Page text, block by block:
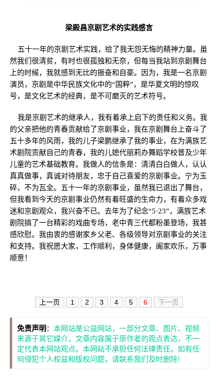
梁殿昌京剧艺术的实践感言
五十一年的京剧艺术实践，给了我无怨无悔的精神力量。虽
然我们很清贫，有时也很孤独和无奈，但每当我站到京剧舞台
上的时候，我就感到无比的振奋和自豪。因为，我是一名京剧
演员，京剧是中华民族文化中的“国粹”，是华夏文明的惊叹
号，是文化艺术的经典，是不可磨灭的艺术符号。
我是京剧艺术的继承人，我有着承上启下的责任和义务。我
的父亲把他的青春贡献给了京剧事业，我在京剧舞台上奋斗了
五十多年的风雨，我的儿子梁鹏继承了我的事业，在为满族艺
术剧院贡献自己的青春，我的儿媳代丽莉办舞蹈学校普及少年
儿童的艺术基础教育。我做人的信条是：清清白白做人，认认
真真做事，真诚对待朋友，忠于自己喜爱的京剧事业。宁为玉
碎，不为瓦全。五十一年的京剧事业，虽然我已退出了舞台，
但我看到今天的京剧事业仍然有着旺盛的生命力，有着众多戏
迷和京剧观众，我兴奋不已。去年为了纪念“5·23”，满族艺术
剧院搞了一台精彩的戏曲专场，老中青三代都粉墨登场，我甚
感欣慰。我由衷的感谢家乡父老、各级领导对京剧事业的关注
和支持。我祝愿大家，工作顺利，身体健康，阖家欢乐，万事
顺意！
上一页 1 2 3 4 5 6 下一页
免责声明 ： 本网站是公益网站，一部分文章、图片、视频
来源于其它媒介，文章内容属于原作者的观点表达，不一
定代表本网站观点。本网站不承担任何法律责任。如有任
何侵犯个人权益和版权问题，请联系我们及时删除!